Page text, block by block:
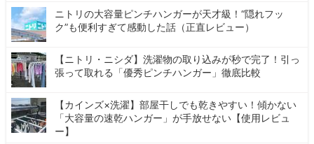
ニトリの大容量ピンチハンガーが天才級！“隠れフッ
ク”も便利すぎて感動した話（正直レビュー）
【ニトリ・ニシダ】洗濯物の取り込みが秒で完了！引っ
張って取れる「優秀ピンチハンガー」徹底比較
【カインズ×洗濯】部屋干しでも乾きやすい！傾かない
「大容量の速乾ハンガー」が手放せない【使用レビュ
ー】